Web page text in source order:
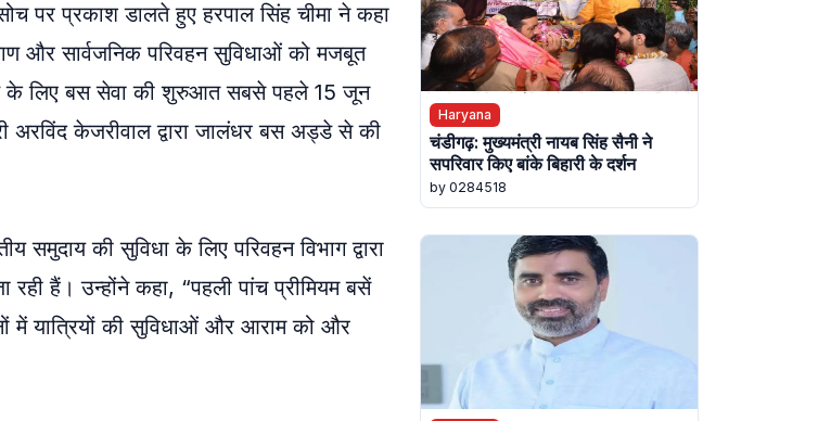
पर प्रकाश डालते हुए हरपाल सिंह चीमा ने कहा
और सार्वजनिक परिवहन सुविधाओं को मजबूत
के लिए बस सेवा की शुरुआत सबसे पहले 15 जून
अरविंद केजरीवाल द्वारा जालंधर बस अड्डे से की
की सुविधा के लिए परिवहन विभाग द्वारा
हैं। उन्होंने कहा, “पहली पांच प्रीमियम बसें
में यात्रियों की सुविधाओं और आराम को और
Haryana
चंडीगढ़: मुख्यमंत्री नायब सिंह सैनी ने
सपरिवार किए बांके बिहारी के दर्शन
by 0284518